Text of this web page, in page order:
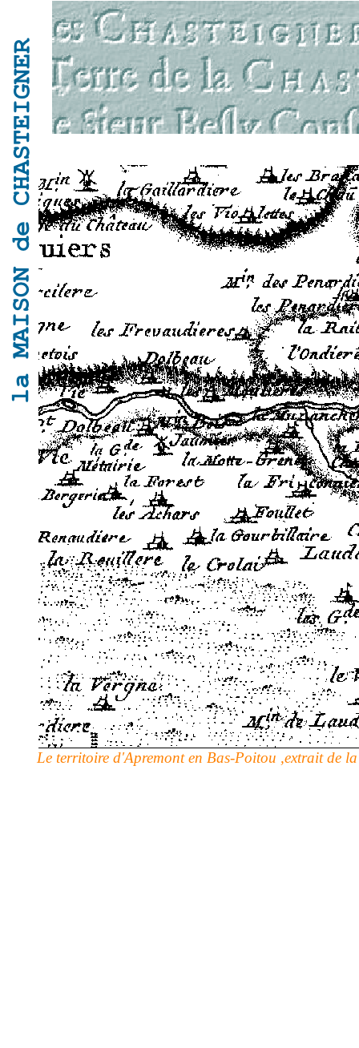
Le territoire d'Apremont en Bas-Poitou ,extrait de